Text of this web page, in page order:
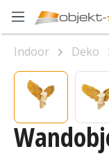
Zum Hauptinhalt
Indoor Deko